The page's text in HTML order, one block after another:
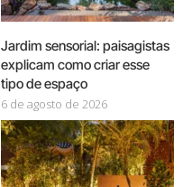
Jardim sensorial: paisagistas
explicam como criar esse
tipo de espaço
6 de agosto de 2026